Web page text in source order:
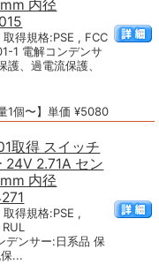
内径
得規格:PSE , FCC
1 電解コンデンサ
、過電流保護、
量1個〜】単価 ¥5080
取得 スイッチ
24V 2.71A セン
内径
得規格:PSE ,
デンサー:日系品 保
...